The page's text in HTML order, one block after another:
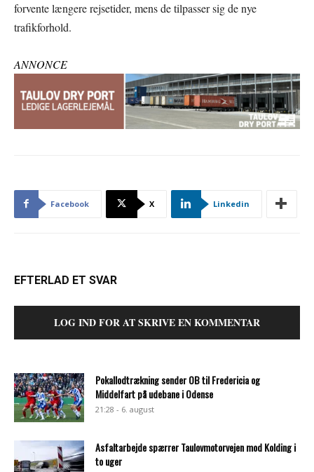
forvente længere rejsetider, mens de tilpasser sig de nye
trafikforhold.
ANNONCE
Facebook X Linkedin
EFTERLAD ET SVAR
LOG IND FOR AT SKRIVE EN KOMMENTAR
Pokallodtrækning sender OB til Fredericia og
Middelfart på udebane i Odense
21:28 - 6. august
Asfaltarbejde spærrer Taulovmotorvejen mod Kolding i
to uger